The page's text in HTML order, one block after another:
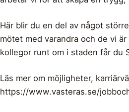
Här blir du en del av något
mötet med varandra och de vi
kollegor runt om i staden får du
Läs mer om möjligheter,
https://www.vasteras.se/